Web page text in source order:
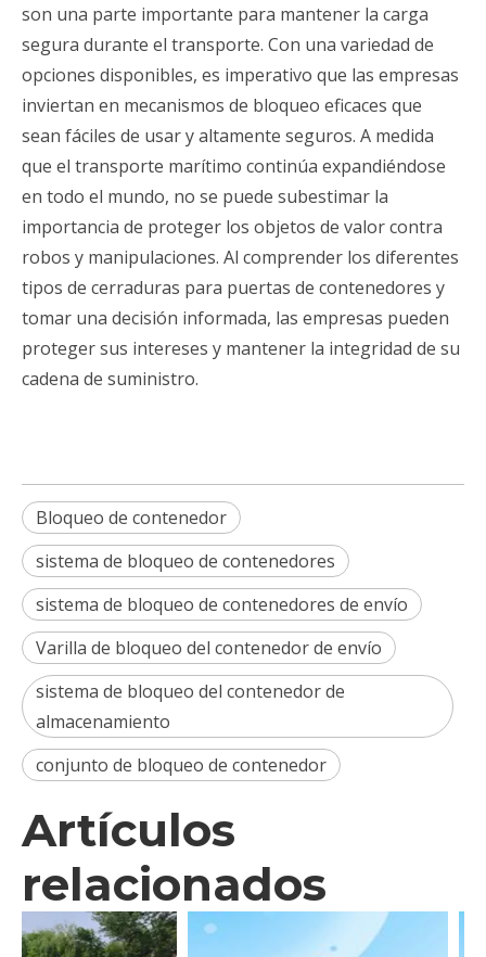
son una parte importante para mantener la carga
segura durante el transporte. Con una variedad de
opciones disponibles, es imperativo que las empresas
inviertan en mecanismos de bloqueo eficaces que
sean fáciles de usar y altamente seguros. A medida
que el transporte marítimo continúa expandiéndose
en todo el mundo, no se puede subestimar la
importancia de proteger los objetos de valor contra
robos y manipulaciones. Al comprender los diferentes
tipos de cerraduras para puertas de contenedores y
tomar una decisión informada, las empresas pueden
proteger sus intereses y mantener la integridad de su
cadena de suministro.
Bloqueo de contenedor
sistema de bloqueo de contenedores
sistema de bloqueo de contenedores de envío
Varilla de bloqueo del contenedor de envío
sistema de bloqueo del contenedor de
almacenamiento
conjunto de bloqueo de contenedor
Artículos
relacionados